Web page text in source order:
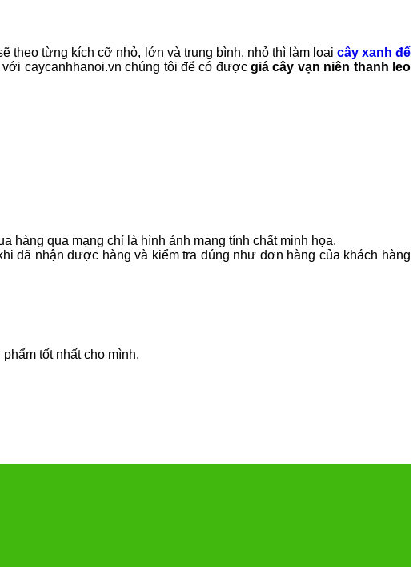
theo từng kích cỡ nhỏ, lớn và trung bình, nhỏ thì làm loại cây xanh để
caycanhhanoi.vn chúng tôi để có đượcgiá cây vạn niên thanh leo
hàng qua mạng chỉ là hình ảnh mang tính chất minh họa.
đã nhận dược hàng và kiểm tra đúng như đơn hàng của khách hàng
tốt nhất cho mình.